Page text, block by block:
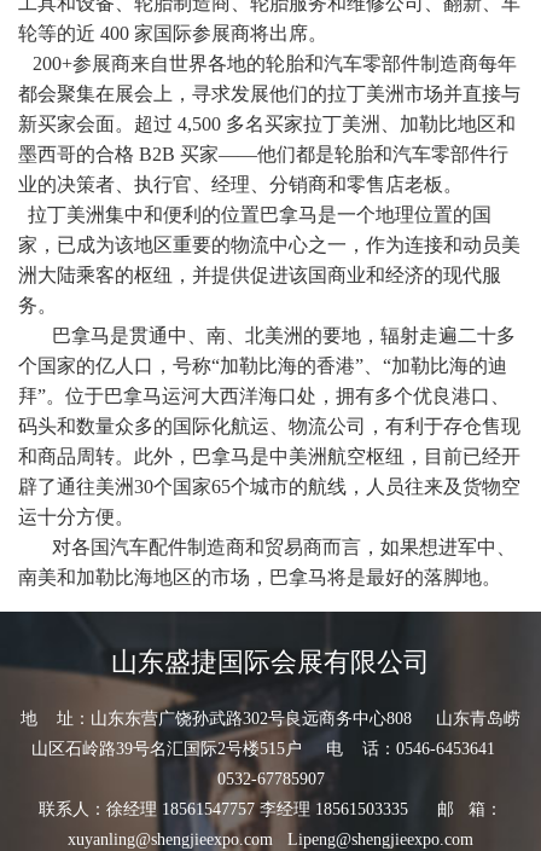
轮等的近 400 家国际参展商将出席。
200+参展商来自世界各地的轮胎和汽车零部件制造商每年
都会聚集在展会上，寻求发展他们的拉丁美洲市场并直接与
新买家会面。超过 4,500 多名买家拉丁美洲、加勒比地区和
墨西哥的合格 B2B 买家——他们都是轮胎和汽车零部件行
业的决策者、执行官、经理、分销商和零售店老板。
拉丁美洲集中和便利的位置巴拿马是一个地理位置的国
家，已成为该地区重要的物流中心之一，作为连接和动员美
洲大陆乘客的枢纽，并提供促进该国商业和经济的现代服
务。
巴拿马是贯通中、南、北美洲的要地，辐射走遍二十多
个国家的亿人口，号称“加勒比海的香港”、“加勒比海的迪
拜”。位于巴拿马运河大西洋海口处，拥有多个优良港口、
码头和数量众多的国际化航运、物流公司，有利于存仓售现
和商品周转。此外，巴拿马是中美洲航空枢纽，目前已经开
辟了通往美洲30个国家65个城市的航线，人员往来及货物空
运十分方便。
对各国汽车配件制造商和贸易商而言，如果想进军中、
南美和加勒比海地区的市场，巴拿马将是最好的落脚地。
山东盛捷国际会展有限公司
地 址：山东东营广饶孙武路302号良远商务中心808 山东青岛崂
山区石岭路39号名汇国际2号楼515户 电 话：0546-6453641
0532-67785907
联系人：徐经理 18561547757 李经理 18561503335 邮 箱：
xuyanling@shengjieexpo.com Lipeng@shengjieexpo.com